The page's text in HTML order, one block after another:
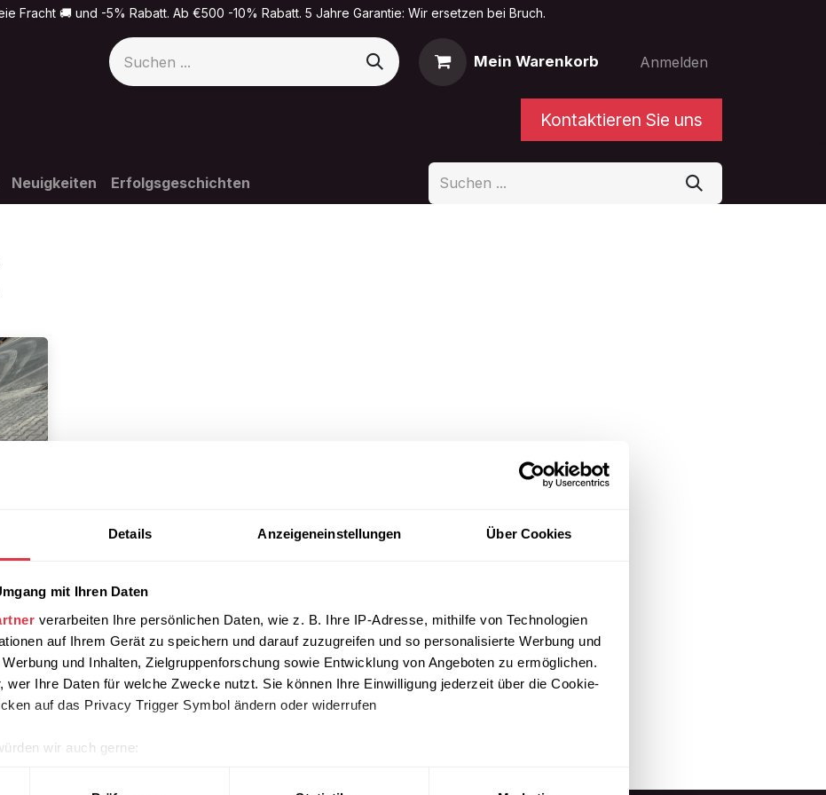
Details Anzeigeneinstellungen Über Cookies
mit Ihren Daten
verarbeiten Ihre persönlichen Daten, wie z. B. Ihre IP-Adresse, mithilfe von Technologien
auf Ihrem Gerät zu speichern und darauf zuzugreifen und so personalisierte Werbung und
und Inhalten, Zielgruppenforschung sowie Entwicklung von Angeboten zu ermöglichen.
wer Ihre Daten für welche Zwecke nutzt. Sie können Ihre Einwilligung jederzeit über die Cookie-
auf das Privacy Trigger Symbol ändern oder widerrufen
wir auch gerne:
Fracht 🚚 und -5% Rabatt. Ab €500 -10% Rabatt. 5 Jahre Garantie: Wir ersetzen bei Bruch.
Mein Warenkorb Anmelden
Kontaktieren Sie uns
Neuigkeiten Erfolgsgeschichten